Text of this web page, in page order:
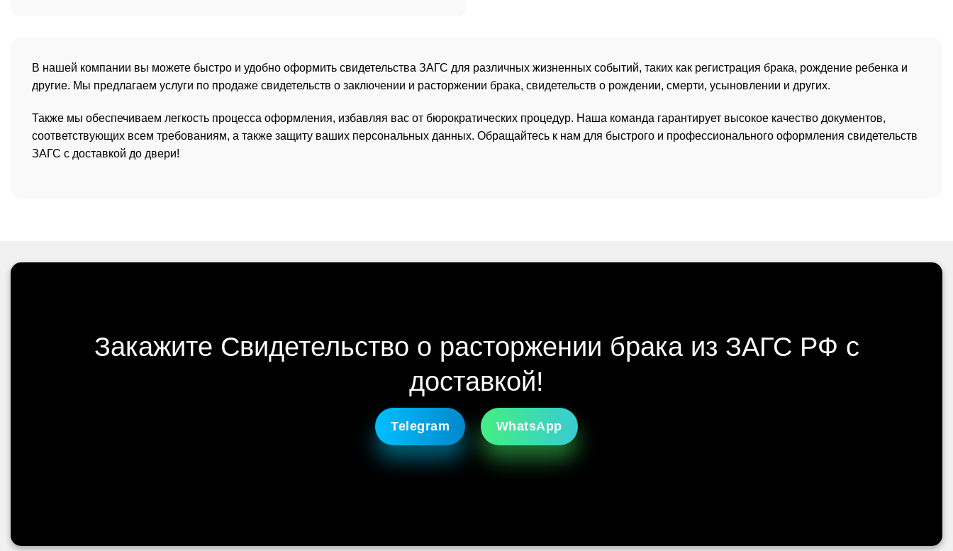
В нашей компании вы можете быстро и удобно оформить свидетельства ЗАГС для различных жизненных событий, таких как регистрация брака, рождение ребенка и
другие. Мы предлагаем услуги по продаже свидетельств о заключении и расторжении брака, свидетельств о рождении, смерти, усыновлении и других.
Также мы обеспечиваем легкость процесса оформления, избавляя вас от бюрократических процедур. Наша команда гарантирует высокое качество документов,
соответствующих всем требованиям, а также защиту ваших персональных данных. Обращайтесь к нам для быстрого и профессионального оформления свидетельств
ЗАГС с доставкой до двери!
Закажите Свидетельство о расторжении брака из ЗАГС РФ с
доставкой!
Telegram WhatsApp